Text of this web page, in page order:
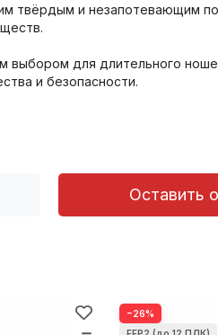
твёрдым и незапотевающим
выбором для длительного
и безопасности.
Оставить
−26%